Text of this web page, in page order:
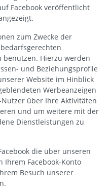
Facebook veröffentlicht
zum Zwecke der
benutzen. Hierzu werden
und Beziehungsprofile
Website im Hinblick
Werbeanzeigen
über Ihre Aktivitäten
und um weitere mit der
Dienstleistungen zu
die über unseren
Facebook-Konto
Besuch unserer